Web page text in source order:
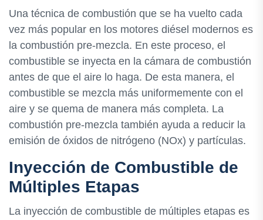
Una técnica de combustión que se ha vuelto cada
vez más popular en los motores diésel modernos es
la combustión pre-mezcla. En este proceso, el
combustible se inyecta en la cámara de combustión
antes de que el aire lo haga. De esta manera, el
combustible se mezcla más uniformemente con el
aire y se quema de manera más completa. La
combustión pre-mezcla también ayuda a reducir la
emisión de óxidos de nitrógeno (NOx) y partículas.
Inyección de Combustible de
Múltiples Etapas
La inyección de combustible de múltiples etapas es